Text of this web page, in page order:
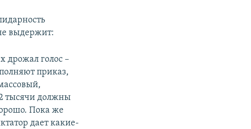
выдержит:
дрожал голос –
приказ,
тысячи должны
Пока же
дает какие-